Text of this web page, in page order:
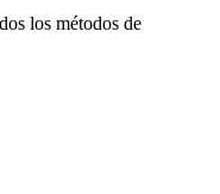
los métodos de